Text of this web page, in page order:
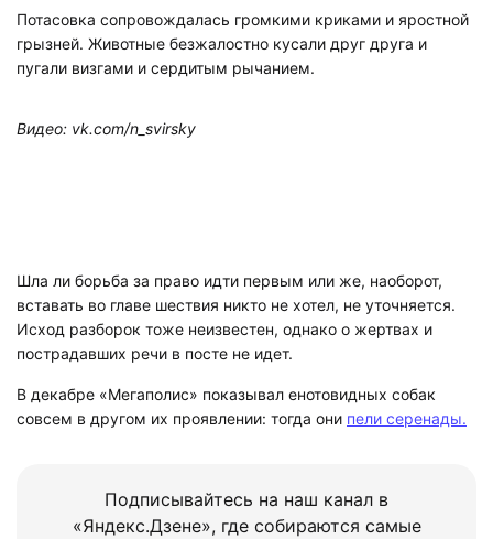
Потасовка сопровождалась громкими криками и яростной
грызней. Животные безжалостно кусали друг друга и
пугали визгами и сердитым рычанием.
Видео: vk.com/n_svirsky
Шла ли борьба за право идти первым или же, наоборот,
вставать во главе шествия никто не хотел, не уточняется.
Исход разборок тоже неизвестен, однако о жертвах и
пострадавших речи в посте не идет.
В декабре «Мегаполис» показывал енотовидных собак
совсем в другом их проявлении: тогда они пели серенады.
Подписывайтесь на наш канал в
«Яндекс.Дзене», где собираются самые